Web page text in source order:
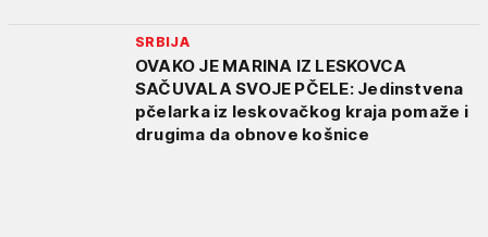
SRBIJA
OVAKO JE MARINA IZ LESKOVCA
SAČUVALA SVOJE PČELE: Jedinstvena
pčelarka iz leskovačkog kraja pomaže i
drugima da obnove košnice